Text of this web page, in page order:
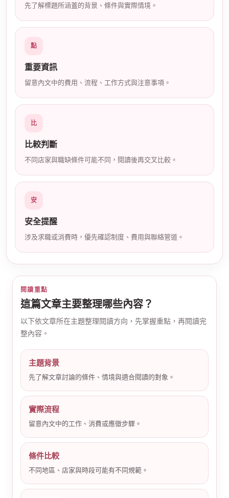
先了解標題所涵蓋的背景、條件與實際情境。
點
重要資訊
留意內文中的費用、流程、工作方式與注意事項。
比
比較判斷
不同店家與職缺條件可能不同，閱讀後再交叉比較。
安
安全提醒
涉及求職或消費時，優先確認制度、費用與聯絡管道。
閱讀重點
這篇文章主要整理哪些內容？
以下依文章所在主題整理閱讀方向，先掌握重點，再閱讀完
整內容。
主題背景
先了解文章討論的條件、情境與適合閱讀的對象。
實際流程
留意內文中的工作、消費或應徵步驟。
條件比較
不同地區、店家與時段可能有不同規範。